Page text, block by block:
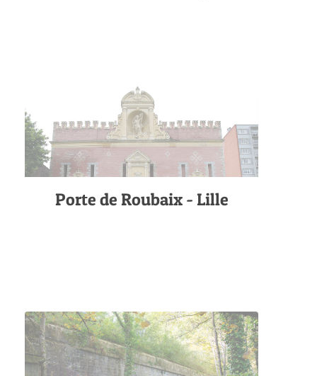
Porte de Roubaix - Lille